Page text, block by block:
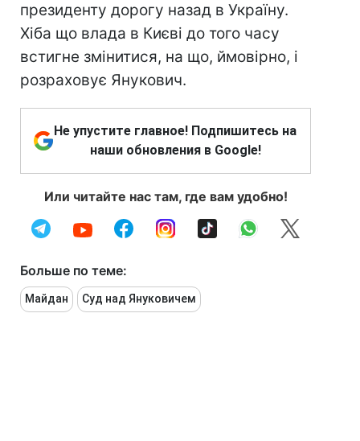
президенту дорогу назад в Україну.
Хіба що влада в Києві до того часу
встигне змінитися, на що, ймовірно, і
розраховує Янукович.
Не упустите главное! Подпишитесь на
наши обновления в Google!
Или читайте нас там, где вам удобно!
Больше по теме:
Майдан Суд над Януковичем